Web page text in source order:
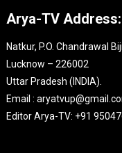
Arya-TV Address:
Natkur, P.O. Chandrawal
Lucknow – 226002
Uttar Pradesh (INDIA).
Email :
Editor Arya-TV: +91